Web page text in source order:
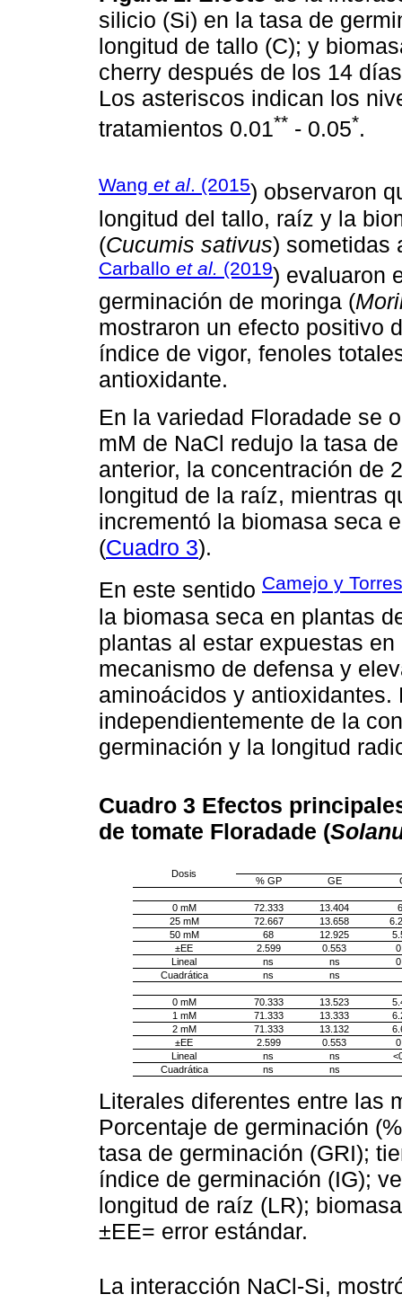
silicio (Si) en la tasa de
longitud de tallo (C); y
cherry después de los 14
Los asteriscos indican los
tratamientos 0.01** - 0.05*.
Wang et al. (2015) observaron
longitud del tallo, raíz y la
(Cucumis sativus) sometidas
Carballo et al. (2019) evaluaron
germinación de moringa (
mostraron un efecto positivo
índice de vigor, fenoles
antioxidante.
En la variedad Floradade se
mM de NaCl redujo la tasa
anterior, la concentración de
longitud de la raíz, mientras
incrementó la biomasa seca
(Cuadro 3).
En este sentido Camejo y
la biomasa seca en plantas
plantas al estar expuestas
mecanismo de defensa y
aminoácidos y antioxidantes.
independientemente de la
germinación y la longitud
Cuadro 3 Efectos
de tomate Floradade (
Dosis
% GP GE
0 mM 72.333 13.404
25 mM
72.667 13.658
50 mM
68 12.925
±EE
2.599 0.553
Lineal
ns ns
Cuadrática
ns ns
0 mM 70.333 13.523
1 mM
71.333 13.333
2 mM
71.333 13.132
±EE
2.599 0.553
Lineal
ns ns
Cuadrática
ns ns
Literales diferentes entre las
Porcentaje de germinación
tasa de germinación (GRI);
índice de germinación (IG);
longitud de raíz (LR);
±EE= error estándar.
La interacción NaCl-Si,